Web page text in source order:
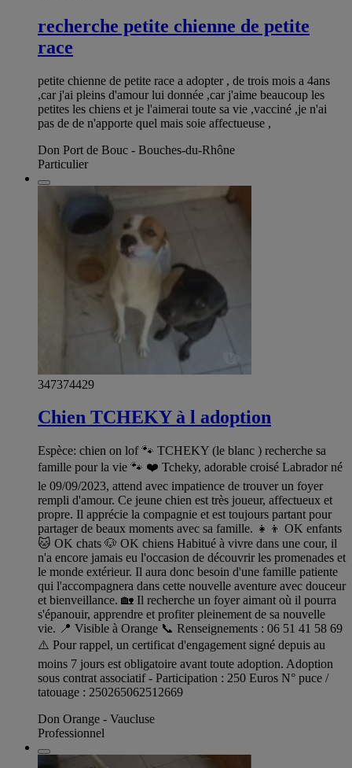
recherche petite chienne de petite
race
petite chienne de petite race a adopter , de trois mois a 4ans
,car j'ai pleins d'amour lui donnée ,car j'aime beaucoup les
petites les chiens et je l'aimerai toute sa vie ,vacciné ,je n'ai
pas de de n'apporte quel mais soie affectueuse ,
Don Port de Bouc - Bouches-du-Rhône
Particulier
347374429
Chien TCHEKY à l adoption
Espèce: chien on lof 🐾 TCHEKY (le blanc ) recherche sa
famille pour la vie 🐾 ❤️ Tcheky, adorable croisé Labrador né
le 09/09/2023, attend avec impatience de trouver un foyer
rempli d'amour. Ce jeune chien est très joueur, affectueux et
propre. Il apprécie la compagnie et est toujours partant pour
partager de beaux moments avec sa famille. 👧👦 OK enfants
🐱 OK chats 🐶 OK chiens Habitué à vivre dans une cour, il
n'a encore jamais eu l'occasion de découvrir les promenades et
le monde extérieur. Il aura donc besoin d'une famille patiente
qui l'accompagnera dans cette nouvelle aventure avec douceur
et bienveillance. 🏡 Il recherche un foyer aimant où il pourra
s'épanouir, apprendre et profiter pleinement de sa nouvelle
vie. 📍 Visible à Orange 📞 Renseignements : 06 51 41 58 69
⚠️ Pour rappel, un certificat d'engagement signé depuis au
moins 7 jours est obligatoire avant toute adoption. Adoption
sous contrat associatif - Participation : 250 Euros N° puce /
tatouage : 250265062512669
Don Orange - Vaucluse
Professionnel